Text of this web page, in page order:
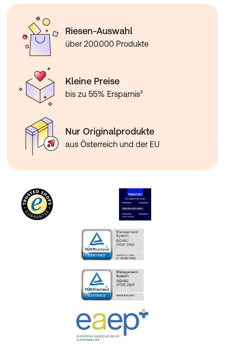
Riesen-Auswahl
über 200.000 Produkte
Kleine Preise
bis zu 55% Ersparnis³
Nur Originalprodukte
aus Österreich und der EU